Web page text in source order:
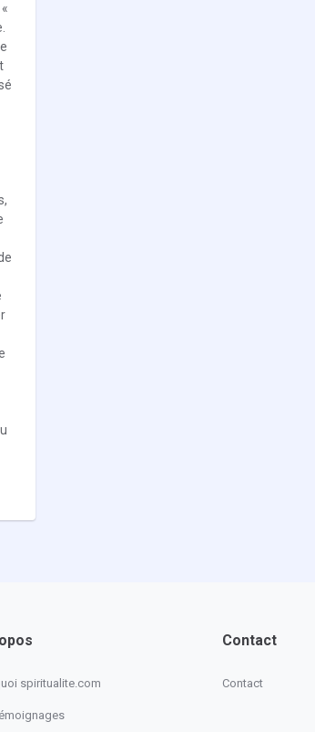
spiritualite.com
Contact
Contact